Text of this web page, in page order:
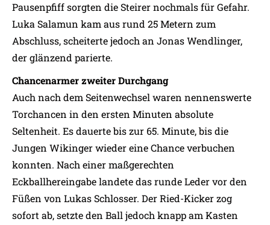
Pausenpfiff sorgten die Steirer nochmals für Gefahr.
Luka Salamun kam aus rund 25 Metern zum
Abschluss, scheiterte jedoch an Jonas Wendlinger,
der glänzend parierte.
Chancenarmer zweiter Durchgang
Auch nach dem Seitenwechsel waren nennenswerte
Torchancen in den ersten Minuten absolute
Seltenheit. Es dauerte bis zur 65. Minute, bis die
Jungen Wikinger wieder eine Chance verbuchen
konnten. Nach einer maßgerechten
Eckballhereingabe landete das runde Leder vor den
Füßen von Lukas Schlosser. Der Ried-Kicker zog
sofort ab, setzte den Ball jedoch knapp am Kasten